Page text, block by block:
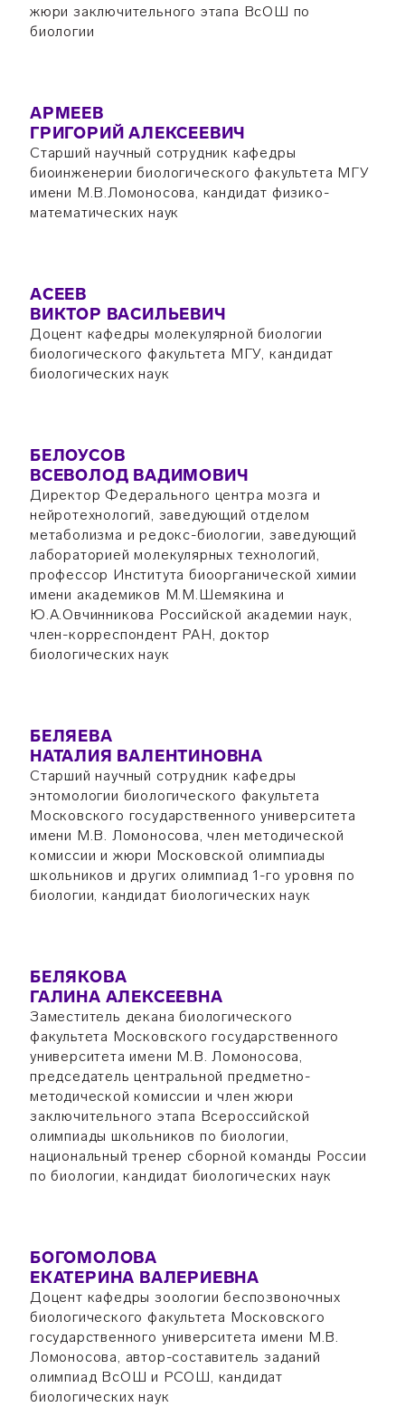
жюри заключительного этапа ВсОШ по
биологии
АРМЕЕВ
ГРИГОРИЙ АЛЕКСЕЕВИЧ
Старший научный сотрудник кафедры
биоинженерии биологического факультета МГУ
имени М.В.Ломоносова, кандидат физико-
математических наук
АСЕЕВ
ВИКТОР ВАСИЛЬЕВИЧ
Доцент кафедры молекулярной биологии
биологического факультета МГУ, кандидат
биологических наук
БЕЛОУСОВ
ВСЕВОЛОД ВАДИМОВИЧ
Директор Федерального центра мозга и
нейротехнологий, заведующий отделом
метаболизма и редокс-биологии, заведующий
лабораторией молекулярных технологий,
профессор Института биоорганической химии
имени академиков М.М.Шемякина и
Ю.А.Овчинникова Российской академии наук,
член-корреспондент РАН, доктор
биологических наук
БЕЛЯЕВА
НАТАЛИЯ ВАЛЕНТИНОВНА
Старший научный сотрудник кафедры
энтомологии биологического факультета
Московского государственного университета
имени М.В. Ломоносова, член методической
комиссии и жюри Московской олимпиады
школьников и других олимпиад 1-го уровня по
биологии, кандидат биологических наук
БЕЛЯКОВА
ГАЛИНА АЛЕКСЕЕВНА
Заместитель декана биологического
факультета Московского государственного
университета имени М.В. Ломоносова,
председатель центральной предметно-
методической комиссии и член жюри
заключительного этапа Всероссийской
олимпиады школьников по биологии,
национальный тренер сборной команды России
по биологии, кандидат биологических наук
БОГОМОЛОВА
ЕКАТЕРИНА ВАЛЕРИЕВНА
Доцент кафедры зоологии беспозвоночных
биологического факультета Московского
государственного университета имени М.В.
Ломоносова, автор-составитель заданий
олимпиад ВсОШ и РСОШ, кандидат
биологических наук